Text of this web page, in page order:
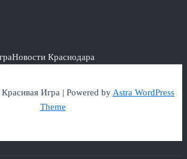
Новости Краснодара
Игра | Powered byAstra WordPress
Theme